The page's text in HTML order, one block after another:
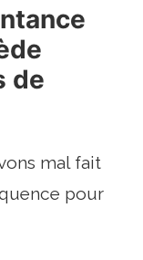
de
mal fait
pour